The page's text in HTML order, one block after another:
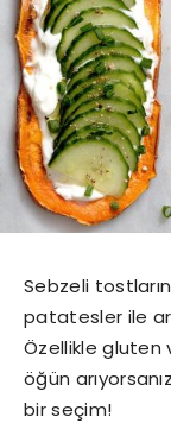
Sebzeli
patatesler ile
Özellikle gluten
öğün
bir seçim!